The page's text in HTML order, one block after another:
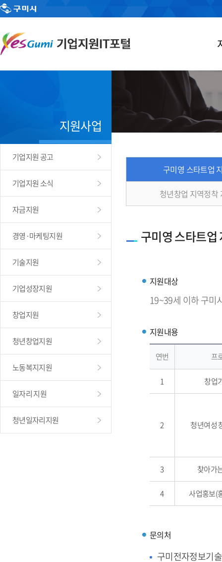
지원사업
기업지원 공고
기업지원 소식
자금지원
경영·마케팅지원
기술지원
기업성장지원
창업지원
청년창업지원
노동복지지원
일자리 지원
청년일자리지원
구미영 스타트업
청년창업 지역정착
구미영 스타트업
지원대상
19~39세 이하 구미
지원내용
연번 프
1 창업
2 청년여성
3 찾아가
4 사업홍보(
문의처
구미전자정보기